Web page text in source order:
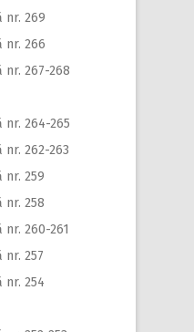
nr. 269
nr. 266
267-268
264-265
262-263
nr. 259
nr. 258
260-261
257
nr. 254